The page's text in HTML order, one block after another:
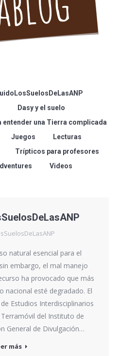
Dasy y el suelo
entender una Tierra complicada
Juegos
Lecturas
Trípticos para profesores
Videos
natural esencial para el
embargo, el mal manejo
ha provocado que más
nacional esté degradado. El
Estudios Interdisciplinarios
Terramóvil del Instituto de
General de Divulgación…
más